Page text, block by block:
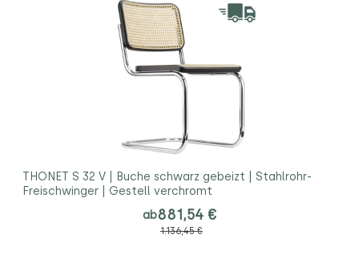
THONET S 32 V | Buche schwarz gebeizt | Stahlrohr-
Freischwinger | Gestell verchromt
ab881,54 €
1.136,45 €